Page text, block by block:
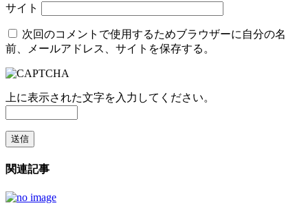
サイト
次回のコメントで使用するためブラウザーに自分の名
前、メールアドレス、サイトを保存する。
上に表示された文字を入力してください。
関連記事